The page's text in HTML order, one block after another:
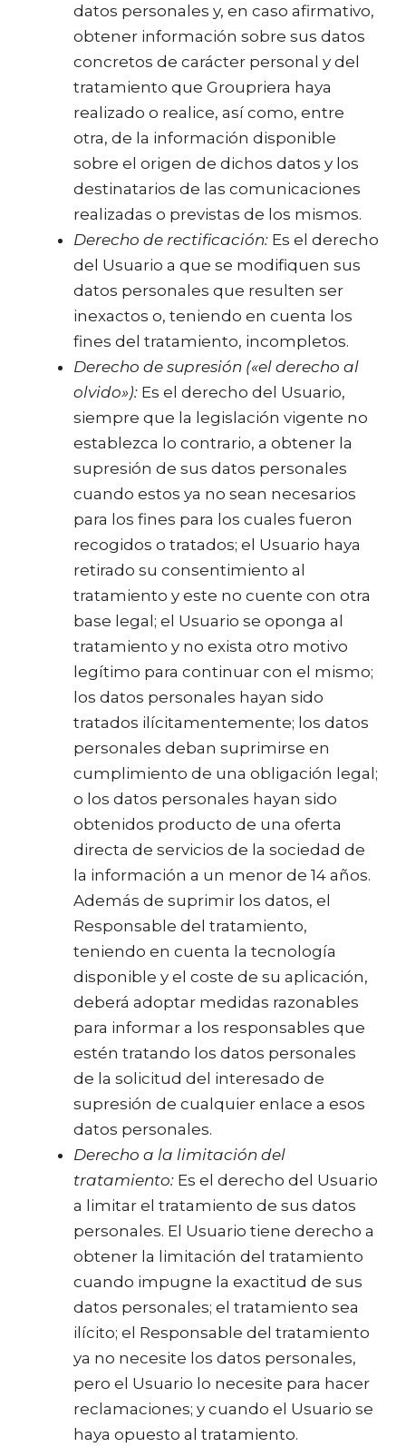
datos personales y, en caso afirmativo,
obtener información sobre sus datos
concretos de carácter personal y del
tratamiento que Groupriera haya
realizado o realice, así como, entre
otra, de la información disponible
sobre el origen de dichos datos y los
destinatarios de las comunicaciones
realizadas o previstas de los mismos.
Derecho de rectificación: Es el derecho
del Usuario a que se modifiquen sus
datos personales que resulten ser
inexactos o, teniendo en cuenta los
fines del tratamiento, incompletos.
Derecho de supresión («el derecho al
olvido»): Es el derecho del Usuario,
siempre que la legislación vigente no
establezca lo contrario, a obtener la
supresión de sus datos personales
cuando estos ya no sean necesarios
para los fines para los cuales fueron
recogidos o tratados; el Usuario haya
retirado su consentimiento al
tratamiento y este no cuente con otra
base legal; el Usuario se oponga al
tratamiento y no exista otro motivo
legítimo para continuar con el mismo;
los datos personales hayan sido
tratados ilícitamentemente; los datos
personales deban suprimirse en
cumplimiento de una obligación legal;
o los datos personales hayan sido
obtenidos producto de una oferta
directa de servicios de la sociedad de
la información a un menor de 14 años.
Además de suprimir los datos, el
Responsable del tratamiento,
teniendo en cuenta la tecnología
disponible y el coste de su aplicación,
deberá adoptar medidas razonables
para informar a los responsables que
estén tratando los datos personales
de la solicitud del interesado de
supresión de cualquier enlace a esos
datos personales.
Derecho a la limitación del
tratamiento: Es el derecho del Usuario
a limitar el tratamiento de sus datos
personales. El Usuario tiene derecho a
obtener la limitación del tratamiento
cuando impugne la exactitud de sus
datos personales; el tratamiento sea
ilícito; el Responsable del tratamiento
ya no necesite los datos personales,
pero el Usuario lo necesite para hacer
reclamaciones; y cuando el Usuario se
haya opuesto al tratamiento.